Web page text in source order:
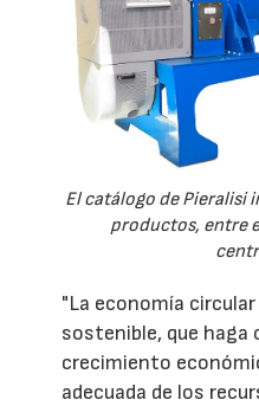
El catálogo de Pieralisi
productos, entre
"La economía
sostenible, que haga
crecimiento
adecuada de los